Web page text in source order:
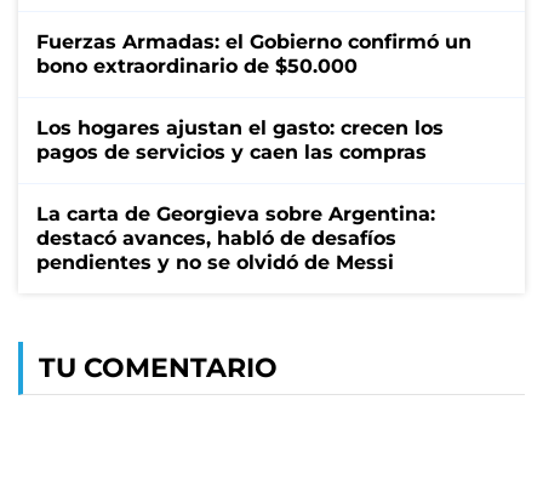
Fuerzas Armadas: el Gobierno confirmó un
bono extraordinario de $50.000
Los hogares ajustan el gasto: crecen los
pagos de servicios y caen las compras
La carta de Georgieva sobre Argentina:
destacó avances, habló de desafíos
pendientes y no se olvidó de Messi
TU COMENTARIO